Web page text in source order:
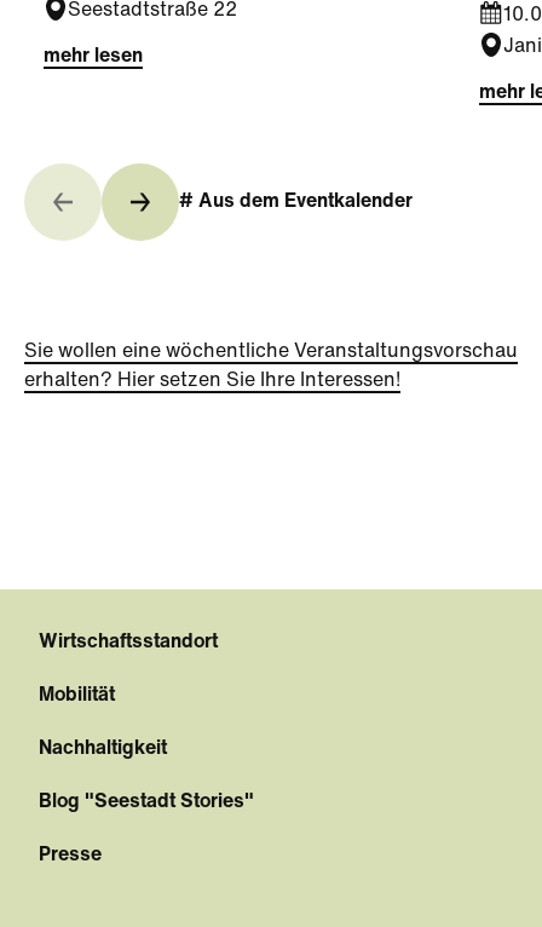
Seestadtstraße 22
mehr lesen
mehr
# Aus dem Eventkalender
Sie wollen eine wöchentliche Veranstaltungsvorschau
erhalten? Hier setzen Sie Ihre Interessen!
Wirtschaftsstandort
Mobilität
Nachhaltigkeit
Blog "Seestadt Stories"
Presse